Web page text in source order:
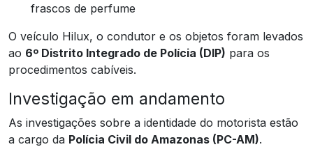
frascos de perfume
O veículo Hilux, o condutor e os objetos foram levados
ao 6º Distrito Integrado de Polícia (DIP) para os
procedimentos cabíveis.
Investigação em andamento
As investigações sobre a identidade do motorista estão
a cargo da Polícia Civil do Amazonas (PC-AM).